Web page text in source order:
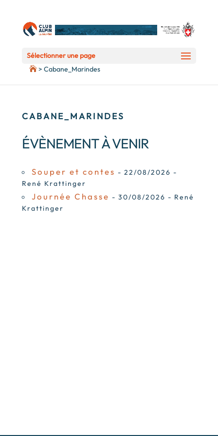
Sélectionner une page
> Cabane_Marindes
CABANE_MARINDES
ÉVÈNEMENT À VENIR
Souper et contes - 22/08/2026 -
René Krattinger
Journée Chasse - 30/08/2026 - René
Krattinger